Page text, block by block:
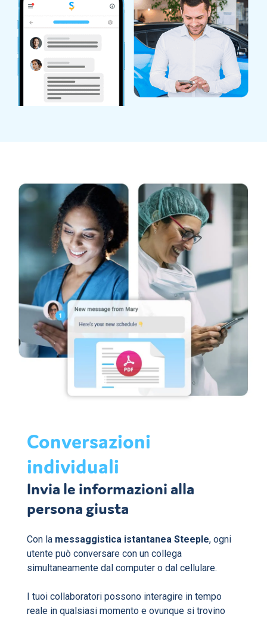
Scopire l'applicazione
Azienda: come fare per cambiare lavoro?
L'importanza di implementare un processo di
mobilità interna
Come scegliere gli strumenti
Conversazioni
individuali
Invia le informazioni alla
persona giusta
Con la messaggistica istantanea Steeple, ogni
utente può conversare con un collega
simultaneamente dal computer o dal cellulare.
I tuoi collaboratori possono interagire in tempo
reale in qualsiasi momento e ovunque si trovino